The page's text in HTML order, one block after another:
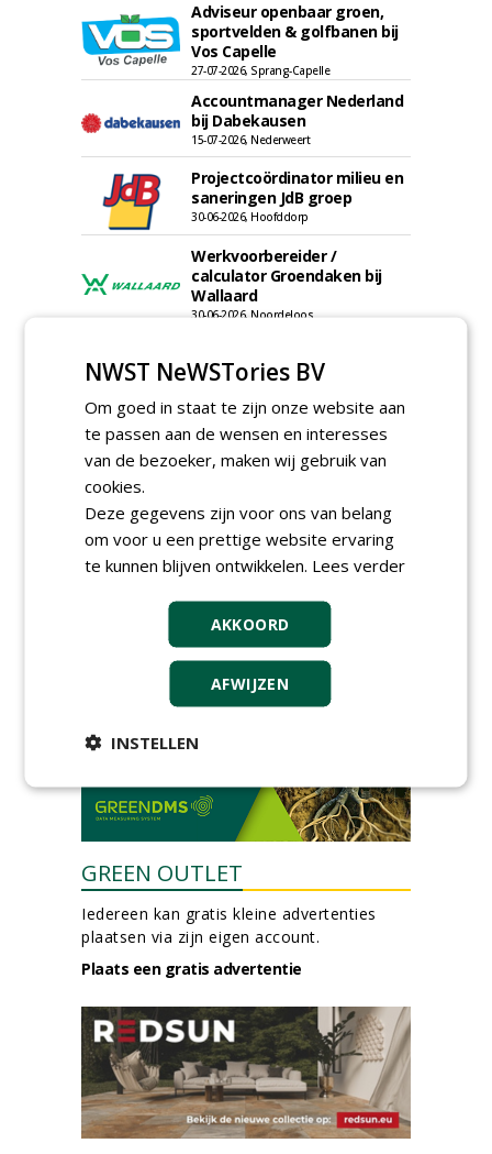
Adviseur openbaar groen,
sportvelden & golfbanen bij
Vos Capelle
27-07-2026, Sprang-Capelle
Accountmanager Nederland
bij Dabekausen
15-07-2026, Nederweert
Projectcoördinator milieu en
saneringen JdB groep
30-06-2026, Hoofddorp
Werkvoorbereider /
calculator Groendaken bij
Wallaard
30-06-2026, Noordeloos
Wallaard
30-06-2026, 80 km rond Noordeloos
Meewerkend Voorman Groen
bij Wallaard
30-06-2026, 80 km rond Noordeloos
groenbeheer (32-40 uur per
week) bij SmitsRinsma
24-06-2026, Zutphen en op project locatie
(32-40 uur) bij SmitsRinsma
24-06-2026, Zutphen
meer Groene Banen
GREEN OUTLET
Iedereen kan gratis kleine advertenties
plaatsen via zijn eigen account.
Plaats een gratis advertentie
NWST NeWSTories BV
Om goed in staat te zijn onze website aan
te passen aan de wensen en interesses
van de bezoeker, maken wij gebruik van
cookies.
Deze gegevens zijn voor ons van belang
om voor u een prettige website ervaring
te kunnen blijven ontwikkelen. Lees verder
AKKOORD
AFWIJZEN
INSTELLEN